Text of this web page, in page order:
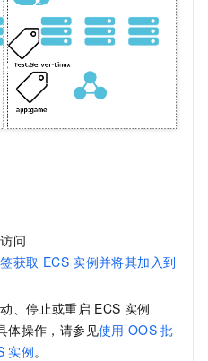
问
获取 ECS 实例并将其加入到
、停止或重启 ECS 实例
体操作，请参见使用 OOS 批
实例。